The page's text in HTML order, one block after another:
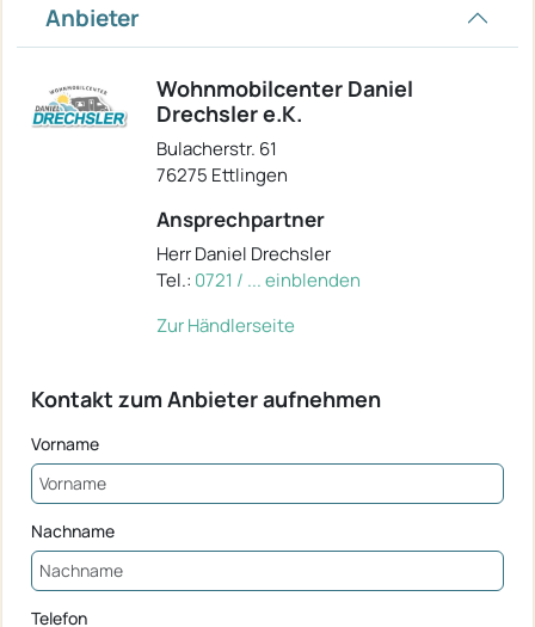
Anbieter
Wohnmobilcenter Daniel
Drechsler e.K.
Bulacherstr. 61
76275 Ettlingen
Ansprechpartner
Herr Daniel Drechsler
Tel.: 0721 / ... einblenden
Zur Händlerseite
Kontakt zum Anbieter aufnehmen
Vorname
Nachname
Telefon